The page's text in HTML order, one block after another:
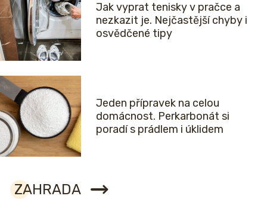
Jak vyprat tenisky v pračce a
nezkazit je. Nejčastější chyby i
osvědčené tipy
Jeden přípravek na celou
domácnost. Perkarbonát si
poradí s prádlem i úklidem
ZAHRADA